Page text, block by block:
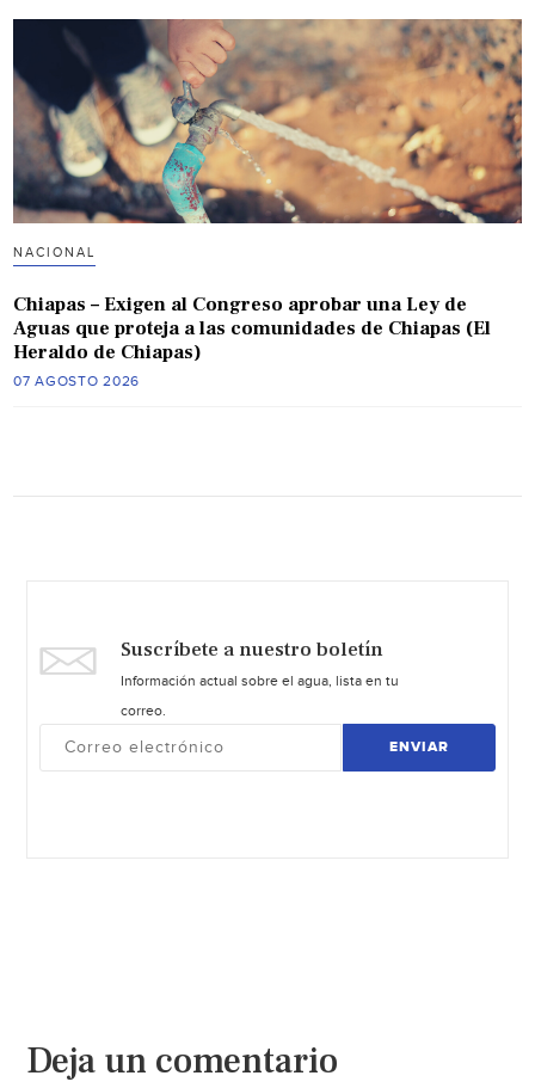
NACIONAL
Chiapas – Exigen al Congreso aprobar una Ley de
Aguas que proteja a las comunidades de Chiapas (El
Heraldo de Chiapas)
07 AGOSTO 2026
Suscríbete a nuestro boletín
Información actual sobre el agua, lista en tu
correo.
ENVIAR
Deja un comentario